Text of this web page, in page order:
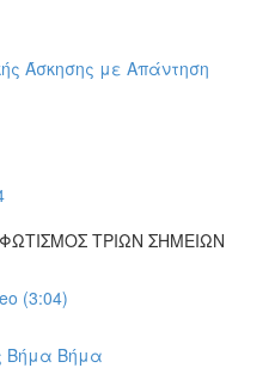
Άσκησης με Απάντηση
ΤΡΙΩΝ ΣΗΜΕΙΩΝ
(3:04)
Βήμα Βήμα